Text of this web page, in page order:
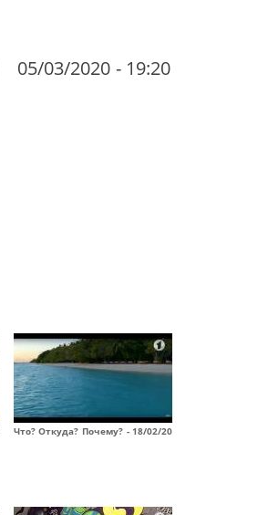
05/03/2020 - 19:20
Что? Откуда? Почему? - 18/02/20